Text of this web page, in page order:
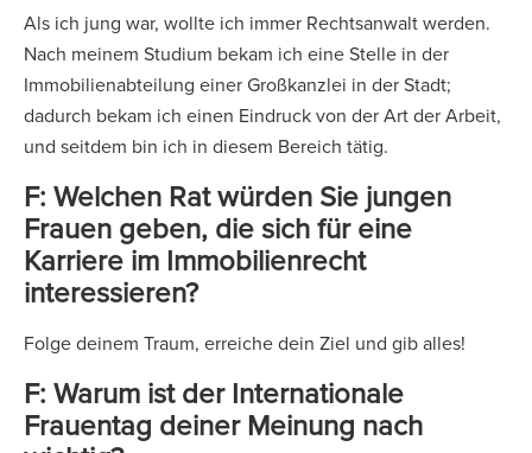
Als ich jung war, wollte ich immer Rechtsanwalt werden.
Nach meinem Studium bekam ich eine Stelle in der
Immobilienabteilung einer Großkanzlei in der Stadt;
dadurch bekam ich einen Eindruck von der Art der Arbeit,
und seitdem bin ich in diesem Bereich tätig.
F: Welchen Rat würden Sie jungen
Frauen geben, die sich für eine
Karriere im Immobilienrecht
interessieren?
Folge deinem Traum, erreiche dein Ziel und gib alles!
F: Warum ist der Internationale
Frauentag deiner Meinung nach